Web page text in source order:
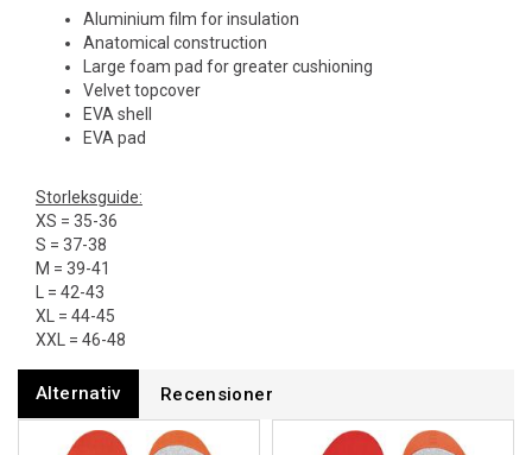
Aluminium film for insulation
Anatomical construction
Large foam pad for greater cushioning
Velvet topcover
EVA shell
EVA pad
Storleksguide:
XS = 35-36
S = 37-38
M = 39-41
L = 42-43
XL = 44-45
XXL = 46-48
Alternativ Recensioner